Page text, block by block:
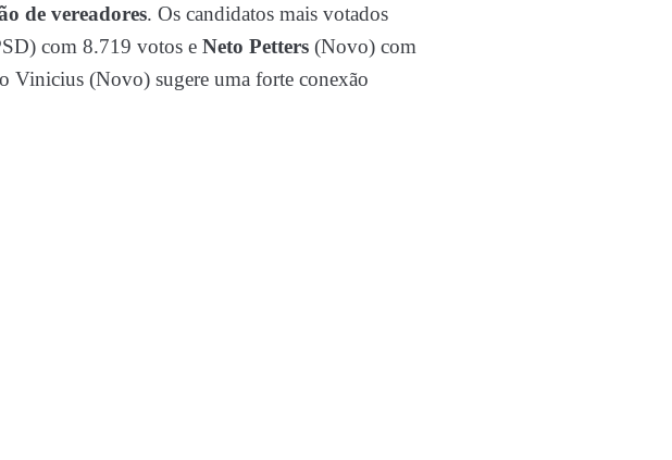
de vereadores. Os candidatos mais votados
com 8.719 votos e Neto Petters (Novo) com
Vinicius (Novo) sugere uma forte conexão